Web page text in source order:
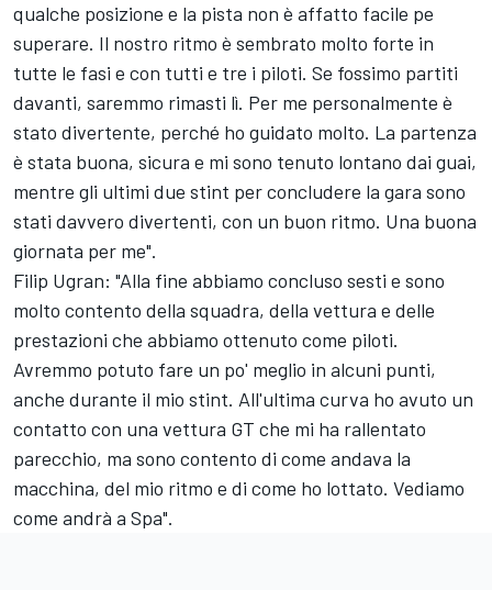
qualche posizione e la pista non è affatto facile pe
superare. Il nostro ritmo è sembrato molto forte in
tutte le fasi e con tutti e tre i piloti. Se fossimo partiti
davanti, saremmo rimasti lì. Per me personalmente è
stato divertente, perché ho guidato molto. La partenza
è stata buona, sicura e mi sono tenuto lontano dai guai,
mentre gli ultimi due stint per concludere la gara sono
stati davvero divertenti, con un buon ritmo. Una buona
giornata per me".
Filip Ugran: "Alla fine abbiamo concluso sesti e sono
molto contento della squadra, della vettura e delle
prestazioni che abbiamo ottenuto come piloti.
Avremmo potuto fare un po' meglio in alcuni punti,
anche durante il mio stint. All'ultima curva ho avuto un
contatto con una vettura GT che mi ha rallentato
parecchio, ma sono contento di come andava la
macchina, del mio ritmo e di come ho lottato. Vediamo
come andrà a Spa".